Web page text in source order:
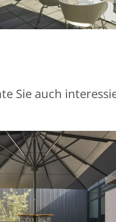
Sie auch